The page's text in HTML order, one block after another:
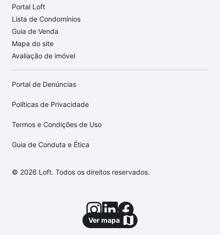
Ver mapa
Portal Loft
Lista de Condomínios
Guia de Venda
Mapa do site
Avaliação de imóvel
Portal de Denúncias
Políticas de Privacidade
Termos e Condições de Uso
Guia de Conduta e Ética
© 2026 Loft. Todos os direitos reservados.